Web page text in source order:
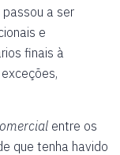
a ser
e
finais à
entre os
que tenha havido